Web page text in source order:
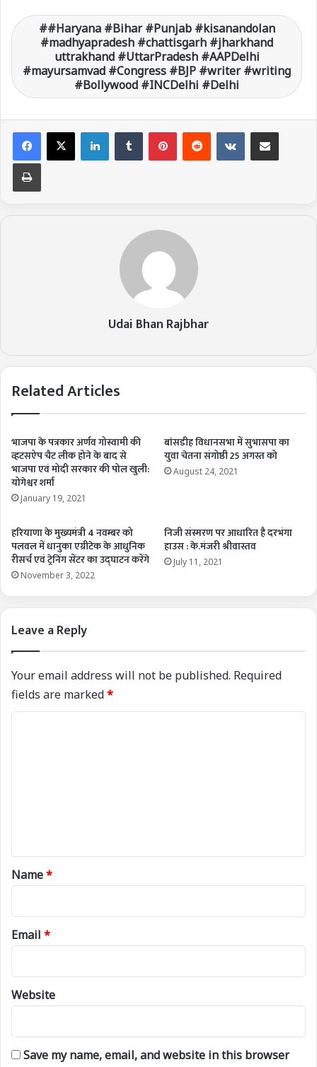
#Haryana #Bihar #Punjab #kisanandolan
#madhyapradesh #chattisgarh #jharkhand
uttrakhand #UttarPradesh #AAPDelhi
#mayursamvad #Congress #BJP #writer #writing
#Bollywood #INCDelhi #Delhi
LinkedIn VKontakte
Udai Bhan Rajbhar
Related Articles
भाजपा के पत्रकार अर्णव गोस्वामी की
व्हटसऐप चैट लीक होने के बाद से
भाजपा एवं मोदी सरकार की पोल खुली:
योगेश्वर शर्मा
January 19, 2021
बांसडीह विधानसभा में सुभासपा का
युवा चेतना संगोष्ठी 25 अगस्त को
August 24, 2021
हरियाणा के मुख्यमंत्री 4 नवम्बर को
पलवल में धानुका एग्रीटेक के आधुनिक
रीसर्च एवं ट्रेनिंग सेंटर का उद्घाटन करेंगे
November 3, 2022
निजी संस्मरण पर आधारित है दरभंगा
हाउस : के.मंजरी श्रीवास्तव
July 11, 2021
Leave a Reply
Your email address will not be published. Required
fields are marked*
*
Name*
Email *
Website
Save my name, email, and website in this browser